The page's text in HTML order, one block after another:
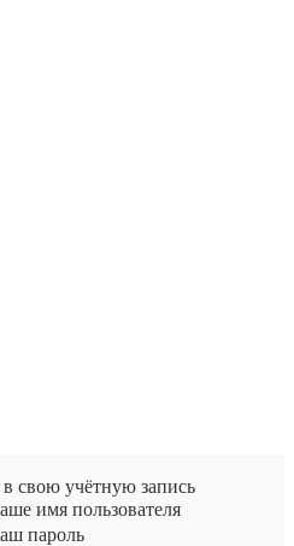
свою учётную запись
имя пользователя
пароль